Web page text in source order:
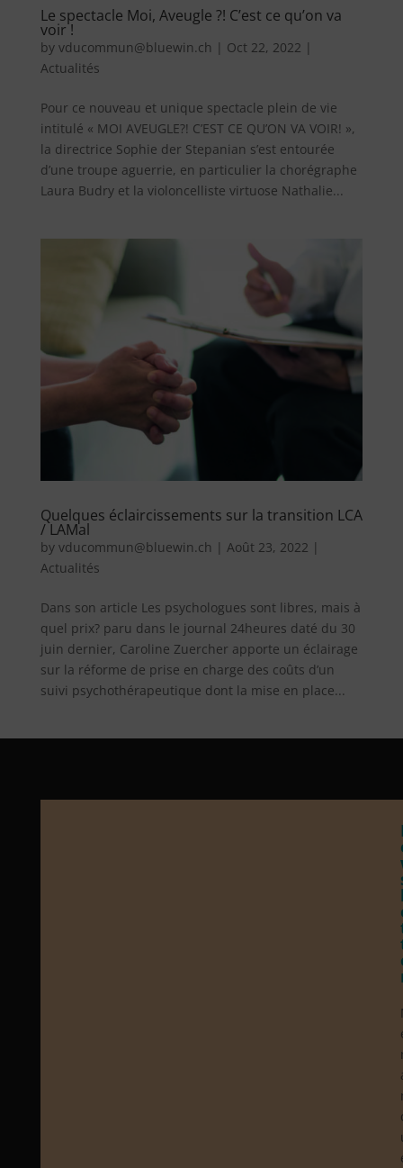
Le spectacle Moi, Aveugle ?! C’est ce qu’on va
voir !
by vducommun@bluewin.ch | Oct 22, 2022 |
Actualités
Pour ce nouveau et unique spectacle plein de vie
intitulé « MOI AVEUGLE?! C’EST CE QU’ON VA VOIR! »,
la directrice Sophie der Stepanian s’est entourée
d’une troupe aguerrie, en particulier la chorégraphe
Laura Budry et la violoncelliste virtuose Nathalie...
Quelques éclaircissements sur la transition LCA
/ LAMal
by vducommun@bluewin.ch | Août 23, 2022 |
Actualités
Dans son article Les psychologues sont libres, mais à
quel prix? paru dans le journal 24heures daté du 30
juin dernier, Caroline Zuercher apporte un éclairage
sur la réforme de prise en charge des coûts d’un
suivi psychothérapeutique dont la mise en place...